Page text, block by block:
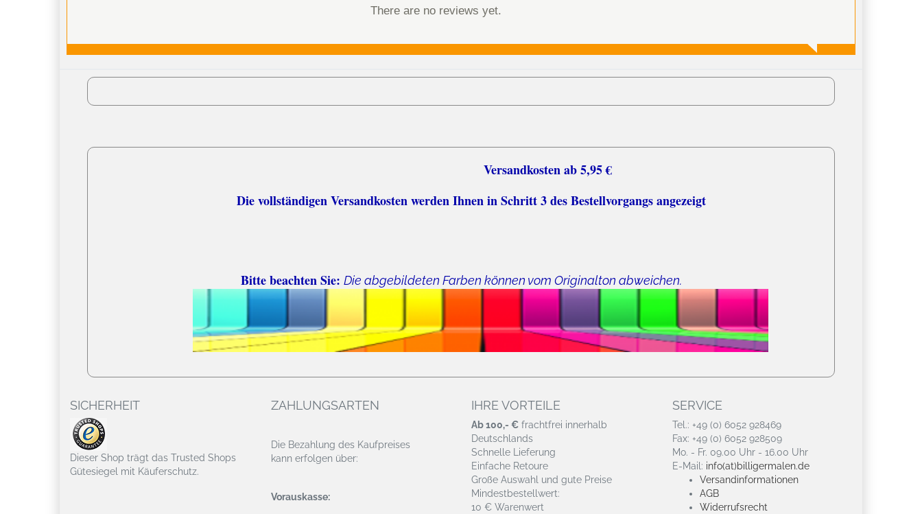
There are no reviews yet.
Versandkosten ab 5,95 €
Die vollständigen Versandkosten werden Ihnen in Schritt 3 des Bestellvorgangs angezeigt
Bitte beachten Sie: Die abgebildeten Farben können vom Originalton abweichen.
SICHERHEIT
Dieser Shop trägt das Trusted Shops
Gütesiegel mit Käuferschutz.
ZAHLUNGSARTEN
Die Bezahlung des Kaufpreises
kann erfolgen über:
Vorauskasse:
IHRE VORTEILE
Ab 100,- € frachtfrei innerhalb
Deutschlands
Schnelle Lieferung
Einfache Retoure
Große Auswahl und gute Preise
Mindestbestellwert:
10 € Warenwert
SERVICE
Tel.: +49 (0) 6052 928469
Fax: +49 (0) 6052 928509
Mo. - Fr. 09.00 Uhr - 16.00 Uhr
E-Mail: info(at)billigermalen.de
Versandinformationen
AGB
Widerrufsrecht